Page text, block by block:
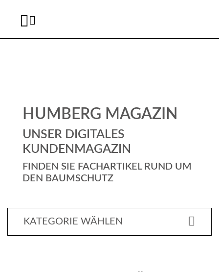
M
H
U
S
HUMBERG MAGAZIN
UNSER DIGITALES
KUNDENMAGAZIN
FINDEN SIE FACHARTIKEL RUND UM
DEN BAUMSCHUTZ
KATEGORIE WÄHLEN